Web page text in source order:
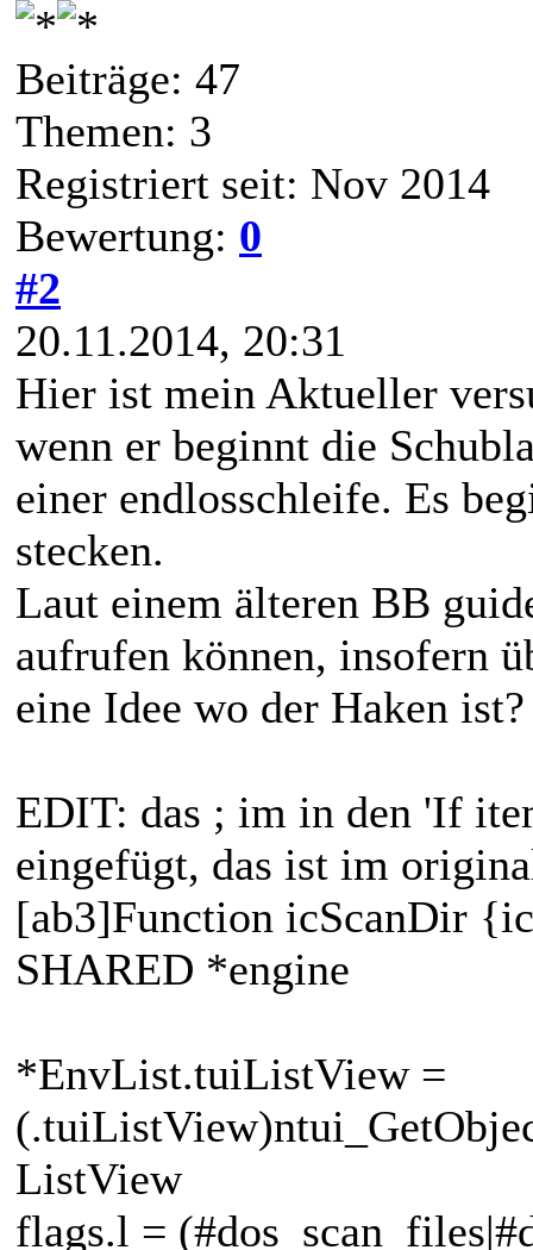
Beiträge: 47
Themen: 3
Registriert seit: Nov 2014
Bewertung: 0
#2
20.11.2014, 20:31
Hier ist mein Aktueller
wenn er beginnt die
einer endlosschleife. Es
stecken.
Laut einem älteren BB
aufrufen können, insofern
eine Idee wo der Haken ist?
EDIT: das ; im in den 'If
eingefügt, das ist im
[ab3]Function icScanDir
SHARED *engine
*EnvList.tuiListView =
ListView
flags.l =